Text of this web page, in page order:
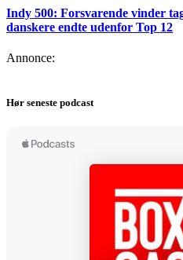
Indy 500: Forsvarende vinder
danskere endte udenfor Top 12
Annonce:
Hør seneste podcast